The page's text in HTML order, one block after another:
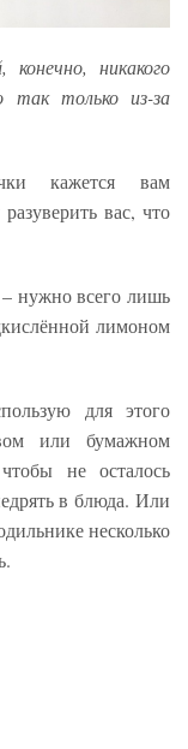
конечно, никакого
так только из-за
кажется вам
вас, что
– нужно всего лишь
лимоном
для этого
или бумажном
не осталось
в блюда. Или
несколько